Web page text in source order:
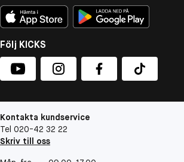
Följ KICKS
Kontakta kundservice
Tel 020-42 32 22
Skriv till oss